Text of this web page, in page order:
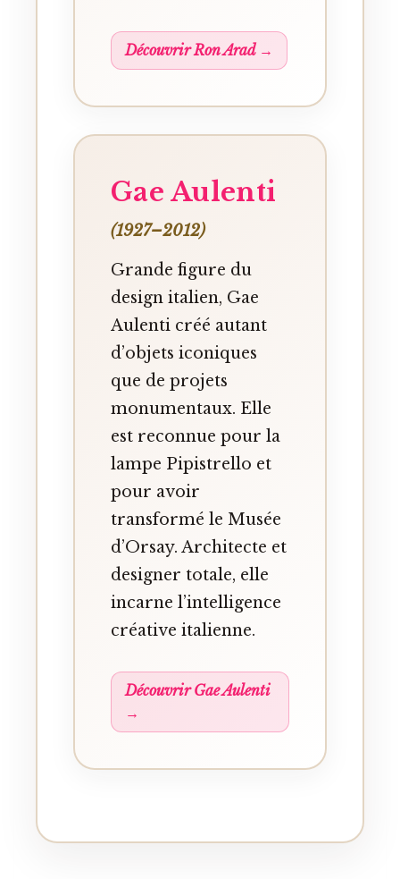
Découvrir Ron Arad →
Gae Aulenti
(1927–2012)
Grande figure du
design italien, Gae
Aulenti créé autant
d’objets iconiques
que de projets
monumentaux. Elle
est reconnue pour la
lampe Pipistrello et
pour avoir
transformé le Musée
d’Orsay. Architecte et
designer totale, elle
incarne l’intelligence
créative italienne.
Découvrir Gae Aulenti
→